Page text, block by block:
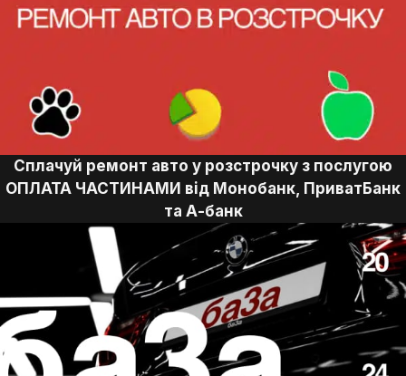
Сплачуй ремонт авто у розстрочку з послугою
ОПЛАТА ЧАСТИНАМИ від Монобанк, ПриватБанк
та А-банк